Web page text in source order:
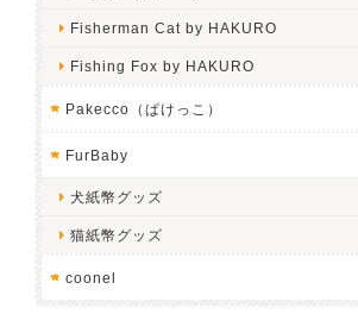
Fisherman Cat by HAKURO
Fishing Fox by HAKURO
Pakecco（ぱけっこ）
FurBaby
犬紙幣グッズ
猫紙幣グッズ
coonel